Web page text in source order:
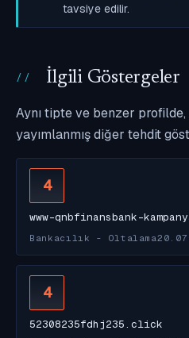
tavsiye edilir.
İlgili Göstergeler
Aynı tipte ve benzer profilde,
yayımlanmış diğer tehdit
4
www-qnbfinansbank-
Bankacılık - Oltalama
4
52308235fdhj235.click